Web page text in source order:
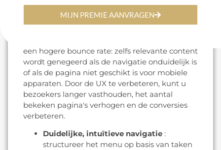
2. De gebruikerservaring (UX)
optimaliseren
een hogere bounce rate: zelfs relevante content
wordt genegeerd als de navigatie onduidelijk is
of als de pagina niet geschikt is voor mobiele
apparaten. Door de UX te verbeteren, kunt u
bezoekers langer vasthouden, het aantal
bekeken pagina's verhogen en de conversies
verbeteren.
Duidelijke, intuïtieve navigatie :
structureer het menu op basis van taken
MIJN PREMIE AANVRAGEN